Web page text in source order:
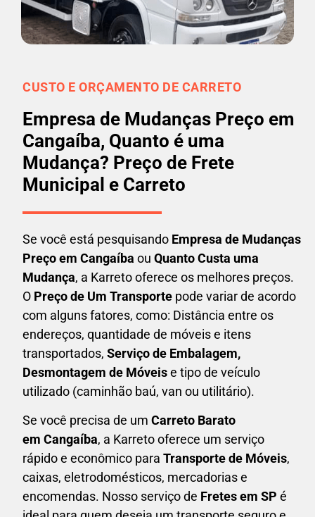
CUSTO E ORÇAMENTO DE CARRETO
Empresa de Mudanças Preço em
Cangaíba, Quanto é uma
Mudança? Preço de Frete
Municipal e Carreto
Se você está pesquisando Empresa de Mudanças
Preço em Cangaíba ou Quanto Custa uma
Mudança, a Karreto oferece os melhores preços.
O Preço de Um Transporte pode variar de acordo
com alguns fatores, como: Distância entre os
endereços, quantidade de móveis e itens
transportados, Serviço de Embalagem,
Desmontagem de Móveise tipo de veículo
utilizado (caminhão baú, van ou utilitário).
Se você precisa de um Carreto Barato
em Cangaíba, a Karreto oferece um serviço
rápido e econômico para Transporte de Móveis,
caixas, eletrodomésticos, mercadorias e
encomendas. Nosso serviço de Fretes em SP é